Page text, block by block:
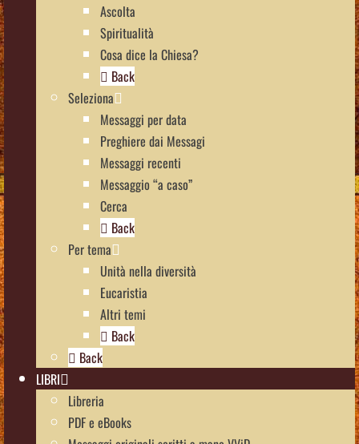
Ascolta
Spiritualità
Cosa dice la Chiesa?
Back
Seleziona
Messaggi per data
Preghiere dai Messagi
Messaggi recenti
Messaggio “a caso”
Cerca
Back
Per tema
Unità nella diversità
Eucaristia
Altri temi
Back
Back
LIBRI
Libreria
PDF e eBooks